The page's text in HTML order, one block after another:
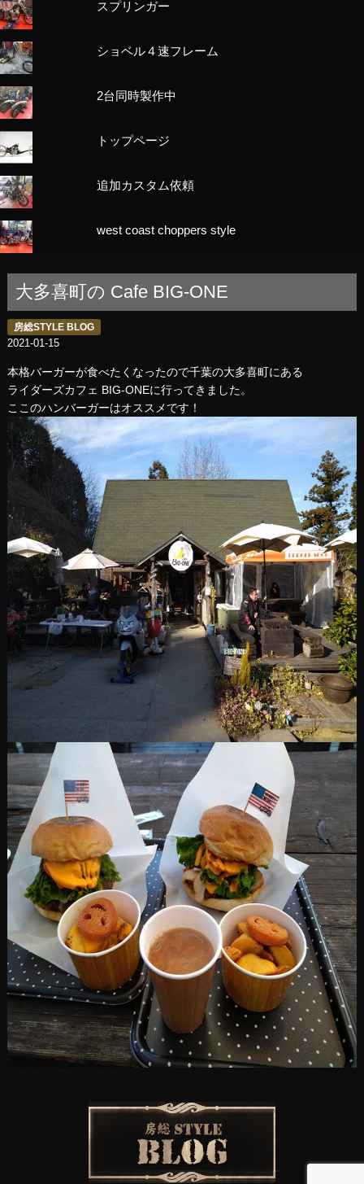
スプリンガー
ショベル４速フレーム
2台同時製作中
トップページ
追加カスタム依頼
west coast choppers style
大多喜町の Cafe BIG-ONE
房総STYLE BLOG
2021-01-15
本格バーガーが食べたくなったので千葉の大多喜町にある
ライダーズカフェ BIG-ONEに行ってきました。
ここのハンバーガーはオススメです！